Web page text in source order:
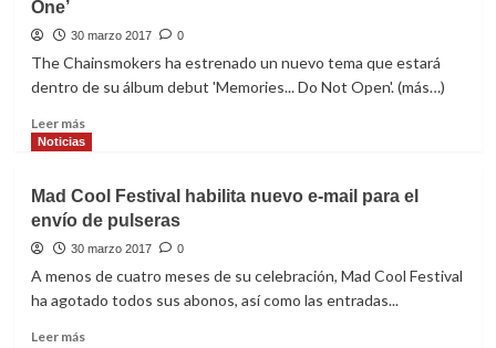
el
vídeo
‘No
Sad
a
Machine
Gun
One’
30 marzo 2017 0
The Chainsmokers ha estrenado un nuevo tema que estará
dentro de su álbum debut 'Memories... Do Not Open'. (más…)
Leer másLeer
más
Chainsmokers
estrenan
su
nueva
‘The
Noticias
Mad Cool Festival habilita nuevo e-mail para el
envío de pulseras
30 marzo 2017 0
A menos de cuatro meses de su celebración, Mad Cool Festival
ha agotado todos sus abonos, así como las entradas...
Leer másLeer